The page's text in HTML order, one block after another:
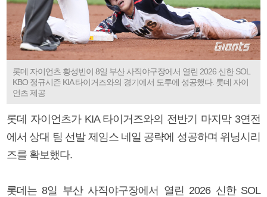
롯데 자이언츠 황성빈이 8일 부산 사직야구장에서 열린 2026 신한 SOL
KBO 정규시즌 KIA 타이거즈와의 경기에서 도루에 성공했다. 롯데 자이
언츠 제공
롯데 자이언츠가 KIA 타이거즈와의 전반기 마지막 3연전
에서 상대 팀 선발 제임스 네일 공략에 성공하며 위닝시리
즈를 확보했다.
롯데는 8일 부산 사직야구장에서 열린 2026 신한 SOL